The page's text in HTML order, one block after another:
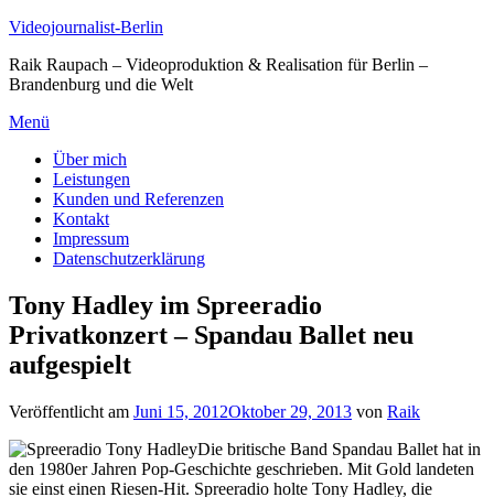
Zum
springen
Videojournalist-Berlin
Raik Raupach – Videoproduktion & Realisation für Berlin –
Brandenburg und die Welt
Menü
Über mich
Leistungen
Kunden und Referenzen
Kontakt
Impressum
Datenschutzerklärung
Tony Hadley im Spreeradio
Privatkonzert – Spandau Ballet neu
aufgespielt
Veröffentlicht am Juni 15, 2012Oktober 29, 2013 von Raik
Die britische Band Spandau Ballet hat in
den 1980er Jahren Pop-Geschichte geschrieben. Mit Gold landeten
sie einst einen Riesen-Hit. Spreeradio holte Tony Hadley, die